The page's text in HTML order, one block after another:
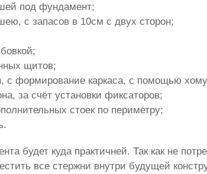
под фундамент;
с запасов в 10см с двух сторон;
щитов;
с формирование каркаса, с помощью
за счёт установки фиксаторов;
стоек по периметру;
будет куда практичней. Так как не
все стержни внутри будущей